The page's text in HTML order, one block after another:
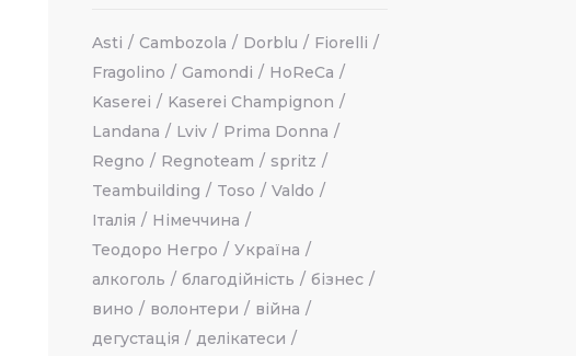
Asti Cambozola Dorblu
Fiorelli
Fragolino
Gamondi
HoReCa
Kaserei
Kaserei Champignon
Landana
Lviv
Prima Donna
Regno
Regnoteam
spritz
Teambuilding
Toso
Valdo
Італія
Німеччина
Теодоро Негро
Україна
алкоголь
благодійність
бізнес
вино
волонтери
війна
дегустація
делікатеси